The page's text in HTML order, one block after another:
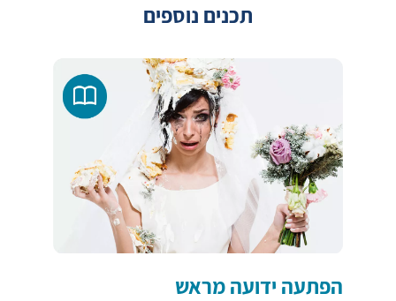
תכנים נוספים
הפתעה ידועה מראש